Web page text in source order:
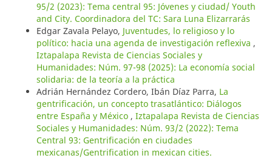
95/2 (2023): Tema central 95: Jóvenes y ciudad/ Youth
and City. Coordinadora del TC: Sara Luna Elizarrarás
Edgar Zavala Pelayo, Juventudes, lo religioso y lo
político: hacia una agenda de investigación reflexiva ,
Iztapalapa Revista de Ciencias Sociales y
Humanidades: Núm. 97-98 (2025): La economía social
solidaria: de la teoría a la práctica
Adrián Hernández Cordero, Ibán Díaz Parra, La
gentrificación, un concepto trasatlántico: Diálogos
entre España y México , Iztapalapa Revista de Ciencias
Sociales y Humanidades: Núm. 93/2 (2022): Tema
Central 93: Gentrificación en ciudades
mexicanas/Gentrification in mexican cities.